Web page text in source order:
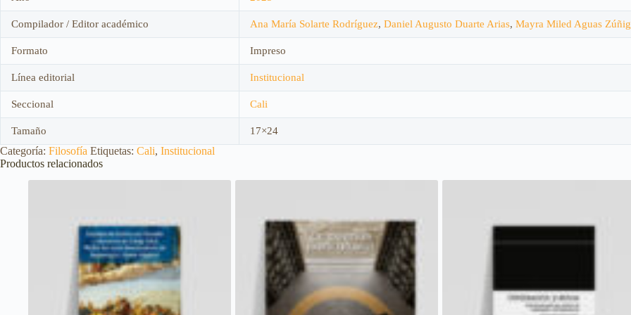
Compilador / Editor académico Ana María Solarte Rodríguez, Daniel Augusto Duarte Arias, Mayra Miled Aguas
Formato Impreso
Línea editorial Institucional
Seccional Cali
Tamaño 17×24
Categoría: Filosofía Etiquetas: Cali, Institucional
Productos relacionados